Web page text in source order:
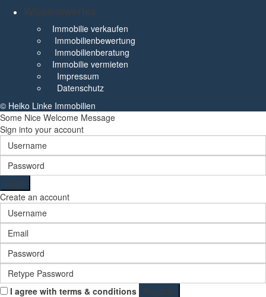
Wissenswertes
Immobilie verkaufen
Immobilienbewertung
Immobilienberatung
Immobilie vermieten
Impressum
Datenschutz
© Heiko Linke Immobilien
Some Nice Welcome Message
Sign into your account
Login
Create an account
I agree with terms & conditions Register